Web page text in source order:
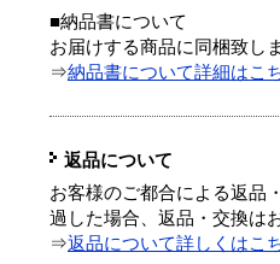
■納品書について
お届けする商品に同梱致し
⇒納品書について詳細はこ
返品について
お客様のご都合による返品
過した場合、返品・交換は
⇒返品について詳しくはこ